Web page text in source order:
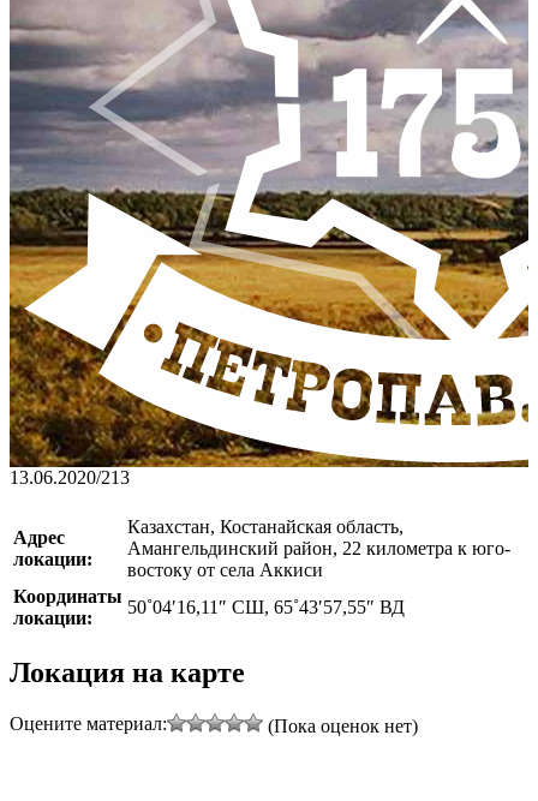
13.06.2020/213
Адрес
локации:
Казахстан, Костанайская область,
Амангельдинский район, 22 километра к юго-
востоку от села Аккиси
Координаты
локации:
50˚04′16,11″ СШ, 65˚43′57,55″ ВД
Локация на карте
Оцените материал: (Пока оценок нет)